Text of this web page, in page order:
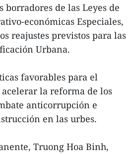
borradores de las Leyes de
económicas Especiales,
reajustes previstos para las
Urbana.
favorables para el
la reforma de los
anticorrupción e
en las urbes.
Truong Hoa Binh,